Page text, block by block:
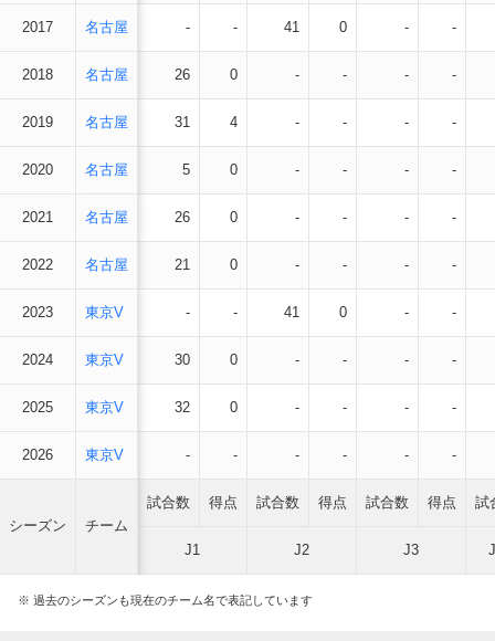
2017 名古屋 - - 41 0 - -
2018 名古屋 26 0 - - - -
2019 名古屋 31 4 - - - -
2020 名古屋 5 0 - - - -
2021 名古屋 26 0 - - - -
2022 名古屋 21 0 - - - -
2023 東京V - - 41 0 - -
2024 東京V 30 0 - - - -
2025 東京V 32 0 - - - -
2026 東京V - - - - - -
シーズン チーム
試合数 得点 試合数 得点 試合数 得点 試
J1 J2 J3
※ 過去のシーズンも現在のチーム名で表記しています